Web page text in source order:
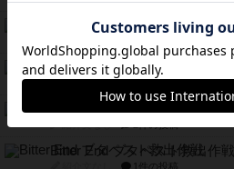
スペクタキュラー
スモールワールド
ギャンブラー
Bitter End ブタペスト救出作戦
1件の投稿